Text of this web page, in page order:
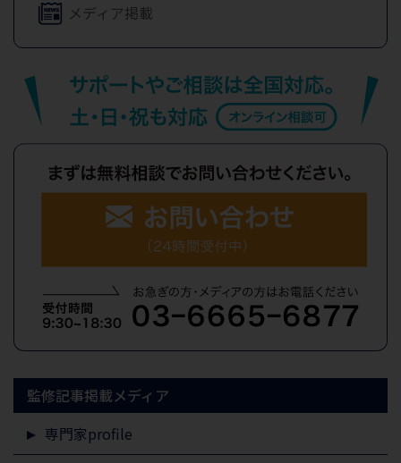
メディア掲載
監修記事掲載メディア
専門家profile